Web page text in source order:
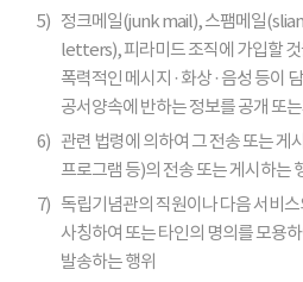
5) 정크메일(junk mail), 스팸메일
letters), 피라미드 조직에 가입할
폭력적인 메시지 · 화상 · 음성 등이
공서양속에 반하는 정보를 공개 또
6) 관련 법령에 의하여 그 전송 또는 게
프로그램 등)의 전송 또는 게시하는
7) 독립기념관의 직원이나 다음 서비
사칭하여 또는 타인의 명의를 모용
발송하는 행위